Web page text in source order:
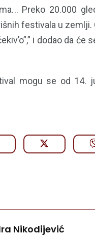
Preko 20.000
festivala u zemlji.
i dodao da
mogu se od 14.
Nikodijević